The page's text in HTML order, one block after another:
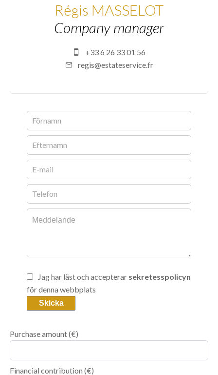
Régis MASSELOT
Company manager
+33 6 26 33 01 56
regis@estateservice.fr
Jag har läst och accepterar sekretesspolicyn
för denna webbplats
Skicka
Purchase amount(€)
Financial contribution (€)